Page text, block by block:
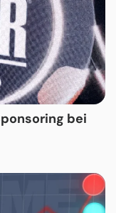
bei